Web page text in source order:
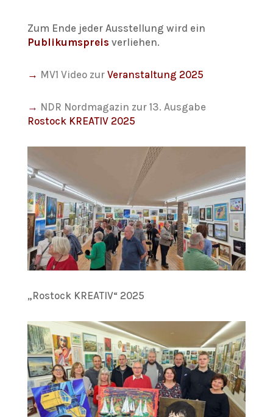
Zum Ende jeder Ausstellung wird ein
Publikumspreis verliehen.
→ MV1 Video zur Veranstaltung 2025
→ NDR Nordmagazin zur 13. Ausgabe
Rostock KREATIV 2025
„Rostock KREATIV“ 2025